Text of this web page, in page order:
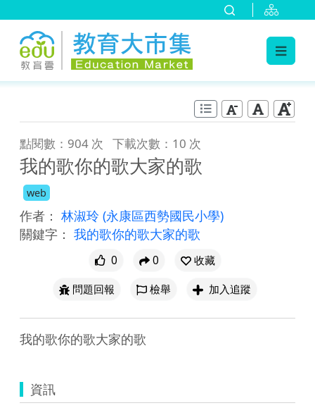
點閱數：904 次 下載次數：10 次
我的歌你的歌大家的歌
web
作者： 林淑玲 (永康區西勢國民小學)
關鍵字： 我的歌你的歌大家的歌
0 0
收藏
問題回報
檢舉 加入追蹤
資訊